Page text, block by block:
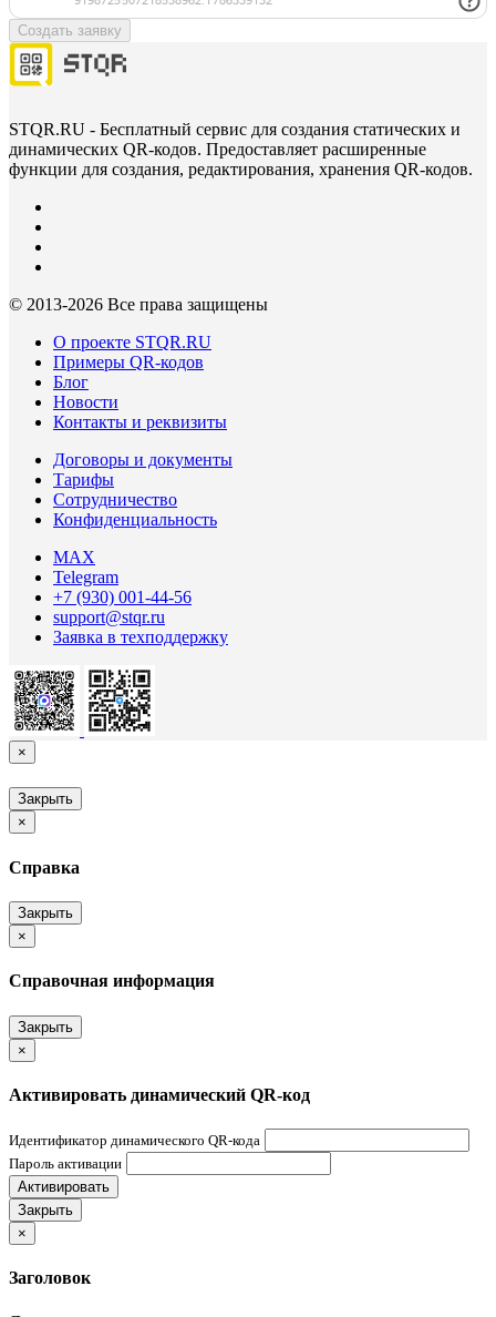
Создать заявку
STQR.RU - Бесплатный сервис для создания статических и
динамических QR-кодов. Предоставляет расширенные
функции для создания, редактирования, хранения QR-кодов.
© 2013-2026 Все права защищены
О проекте STQR.RU
Примеры QR-кодов
Блог
Новости
Контакты и реквизиты
Договоры и документы
Тарифы
Сотрудничество
Конфиденциальность
MAX
Telegram
+7 (930) 001-44-56
support@stqr.ru
Заявка в техподдержку
×
Закрыть
×
Справка
Закрыть
×
Справочная информация
Закрыть
×
Активировать динамический QR-код
Идентификатор динамического QR-кода
Пароль активации
Активировать
Закрыть
×
Заголовок